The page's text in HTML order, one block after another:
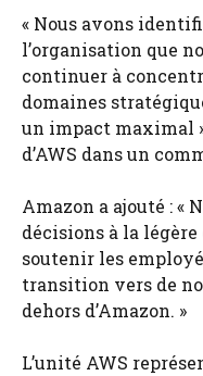
« Nous avons
l’organisation que
continuer à
domaines
un impact maximal
d’AWS dans un
Amazon a ajouté : «
décisions à la légère
soutenir les
transition vers de
dehors d’Amazon. »
L’unité AWS